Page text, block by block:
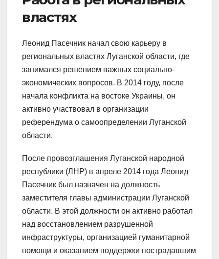
властях
Леонид Пасечник начал свою карьеру в
региональных властях Луганской области, где
занимался решением важных социально-
экономических вопросов. В 2014 году, после
начала конфликта на востоке Украины, он
активно участвовал в организации
референдума о самоопределении Луганской
области.
После провозглашения Луганской народной
республики (ЛНР) в апреле 2014 года Леонид
Пасечник был назначен на должность
заместителя главы администрации Луганской
области. В этой должности он активно работал
над восстановлением разрушенной
инфраструктуры, организацией гуманитарной
помощи и оказанием поддержки пострадавшим